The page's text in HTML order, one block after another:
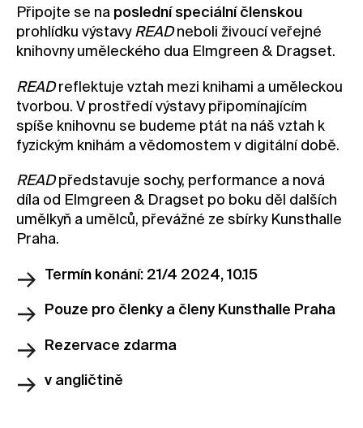
Kontakt
Novinky
Pronájem prostor
Volné pozice
Připojte se na poslední speciální členskou
prohlídku výstavy READneboli živoucí veřejné
knihovny uměleckého dua Elmgreen & Dragset.
READreflektuje vztah mezi knihami a uměleckou
tvorbou. V prostředí výstavy připomínajícím
spíše knihovnu se budeme ptát na náš vztah k
fyzickým knihám a vědomostem v digitální době.
READpředstavuje sochy, performance a nová
díla od Elmgreen & Dragset po boku děl dalších
umělkyň a umělců, převážné ze sbírky Kunsthalle
Praha.
Termín konání: 21/4 2024, 10.15
Pouze pro členky a členy Kunsthalle Praha
Rezervace zdarma
v angličtině